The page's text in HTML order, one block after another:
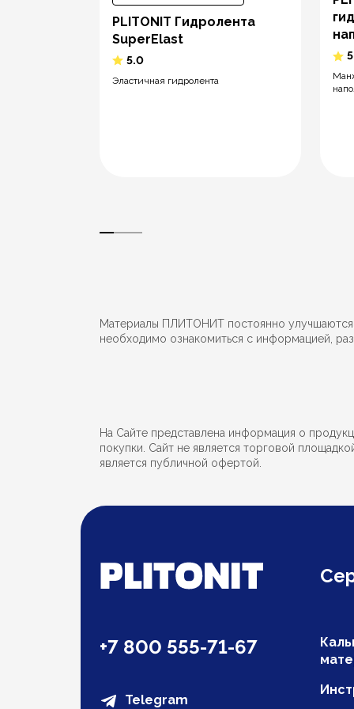
PLITONIT Гидролента
SuperElast
5.0
Эластичная гидролента
Материалы ПЛИТОНИТ постоянно
необходимо ознакомиться с информацией,
На Сайте представлена информация о
покупки. Сайт не является торговой
является публичной офертой.
+7 800 555-71-67
Telegram